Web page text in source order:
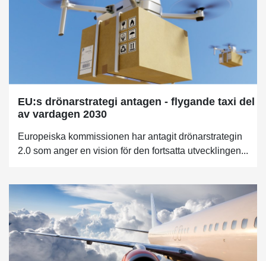
EU:s drönarstrategi antagen - flygande taxi del
av vardagen 2030
Europeiska kommissionen har antagit drönarstrategin
2.0 som anger en vision för den fortsatta utvecklingen...